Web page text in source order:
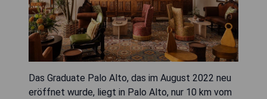
Das Graduate Palo Alto, das im August 2022 neu
eröffnet wurde, liegt in Palo Alto, nur 10 km vom